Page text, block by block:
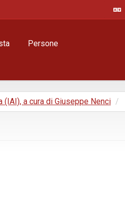
Persone
(IAI), a cura di Giuseppe Nenci